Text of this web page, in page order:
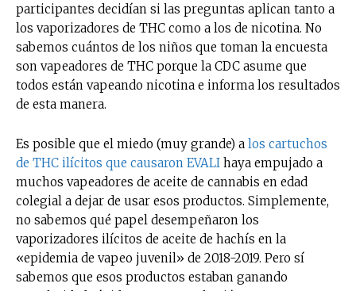
participantes decidían si las preguntas aplican tanto a
los vaporizadores de THC como a los de nicotina. No
sabemos cuántos de los niños que toman la encuesta
son vapeadores de THC porque la CDC asume que
todos están vapeando nicotina e informa los resultados
de esta manera.
Es posible que el miedo (muy grande) a los cartuchos
de THC ilícitos que causaron EVALI haya empujado a
muchos vapeadores de aceite de cannabis en edad
colegial a dejar de usar esos productos. Simplemente,
no sabemos qué papel desempeñaron los
vaporizadores ilícitos de aceite de hachís en la
«epidemia de vapeo juvenil» de 2018-2019. Pero sí
sabemos que esos productos estaban ganando